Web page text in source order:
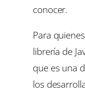
conocer.
Para
librería de
que es una
los